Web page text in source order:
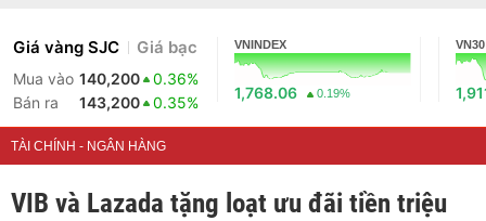
Giá vàng SJC Giá bạc
Mua vào 140,200
0.36%
Bán ra
143,200 0.35%
VNINDEX
1,768.06 0.19%
VN30
TÀI CHÍNH - NGÂN HÀNG
VIB và Lazada tặng loạt ưu đãi tiền triệu